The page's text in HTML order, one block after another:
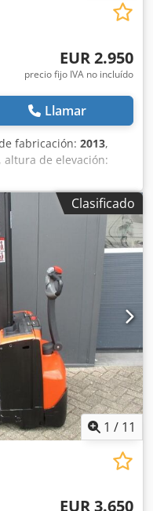
EUR 2.950
precio fijo IVA no incluído
Llamar
fabricación: 2013,
, altura de elevación:
1.150 mm, altura total:
permitido: 760 kg
carga: 2000 kg
2 PzS 180 Ah con sistema
alta frecuencia de
inicial, capacidad
2000 kg,
del mástil: 800 kg,
x 570 mm, ruedas de
Clasificado
1 / 11
EUR 3.650